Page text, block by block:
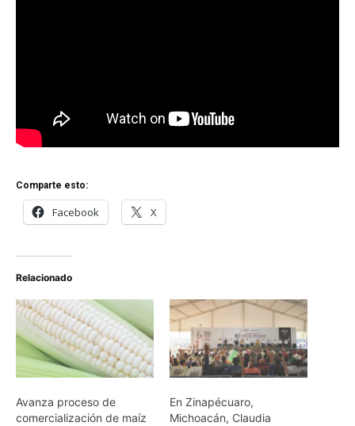
Comparte esto:
Facebook X
Relacionado
Avanza proceso de
comercialización de maíz
En Zinapécuaro,
Michoacán, Claudia